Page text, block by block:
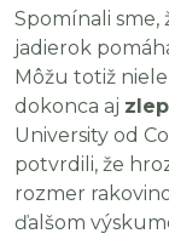
Spomínali sme,
jadierok
Môžu totiž
dokonca aj
University od
potvrdili, že
rozmer
ďalšom